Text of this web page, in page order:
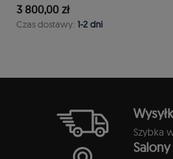
3 800,00 zł
Czas dostawy: 1-2 dni
Szybka
Salony